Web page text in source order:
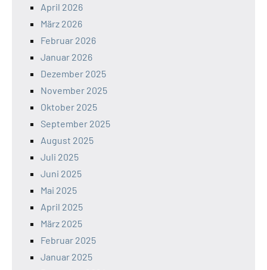
April 2026
März 2026
Februar 2026
Januar 2026
Dezember 2025
November 2025
Oktober 2025
September 2025
August 2025
Juli 2025
Juni 2025
Mai 2025
April 2025
März 2025
Februar 2025
Januar 2025